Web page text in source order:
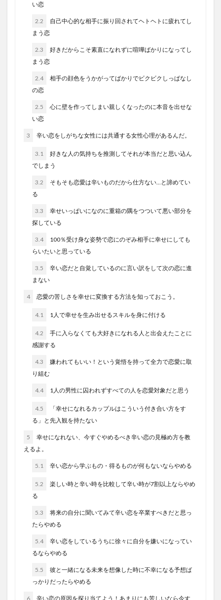
い恋
2.2
自己中心的な相手に振り回されてヘトヘトに疲れてし
まう恋
2.3
好きだからこそ素直になれずに喧嘩ばかりになってし
まう恋
2.4
相手の顔色をうかがってばかりでビクビクしっぱなし
の恋
2.5
心に壁を作ってしまい親しくなったのに本音を出せな
い恋
3 辛い恋をしがちな女性には共通する女性心理があるんだ。
3.1
好きな人の気持ちを推測してそれが本当だと思い込ん
でしまう
3.2
そもそも恋愛は辛いものだから仕方ない…と諦めてい
る
3.3
幸せいっぱいになのに重箱の隅をつついて悪い部分を
探している
3.4
100％受け身な姿勢で恋にのぞみ相手に幸せにしても
らいたいと思っている
3.5
辛い恋だと自覚しているのに言い訳をして次の恋に進
まない
4 恋愛の苦しさを幸せに変換する方法を知っておこう。
4.1 1人で幸せを生み出せるスキルを身に付ける
4.2
手に入らなくても大好きになれる人と出会えたことに
感謝する
4.3
嫌われてもいい！という覚悟を持って全力で恋愛に取
り組む
4.4 1人の男性に囚われずすべての人を恋愛対象だと思う
4.5
「幸せになれるカップルはこういう付き合い方をす
る」と先入観を持たない
5
幸せになれない、今すぐやめるべき辛い恋の見極め方を教
えるよ。
5.1 辛い恋から学ぶもの・得るものが何もないならやめる
5.2
楽しい時と辛い時を比較して辛い時が7割以上ならやめ
る
5.3
将来の自分に聞いてみて辛い恋を卒業すべきだと思っ
たらやめる
5.4
辛い恋をしているうちに徐々に自分を嫌いになってい
るならやめる
5.5
彼と一緒になる未来を想像した時に不幸になる予想ば
っかりだったらやめる
6 辛い恋の原因を探り当てよう！あまりにも苦しいなら今す